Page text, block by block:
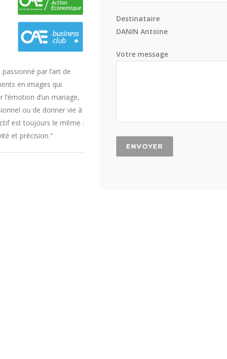
par l’art de
en images qui
l’émotion d’un mariage,
ou de donner vie à
est toujours le même :
et précision."
Destinataire
DANIN Antoine
Votre message